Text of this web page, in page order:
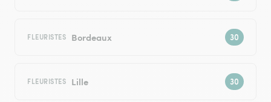
FLEURISTES Bordeaux
FLEURISTES Lille